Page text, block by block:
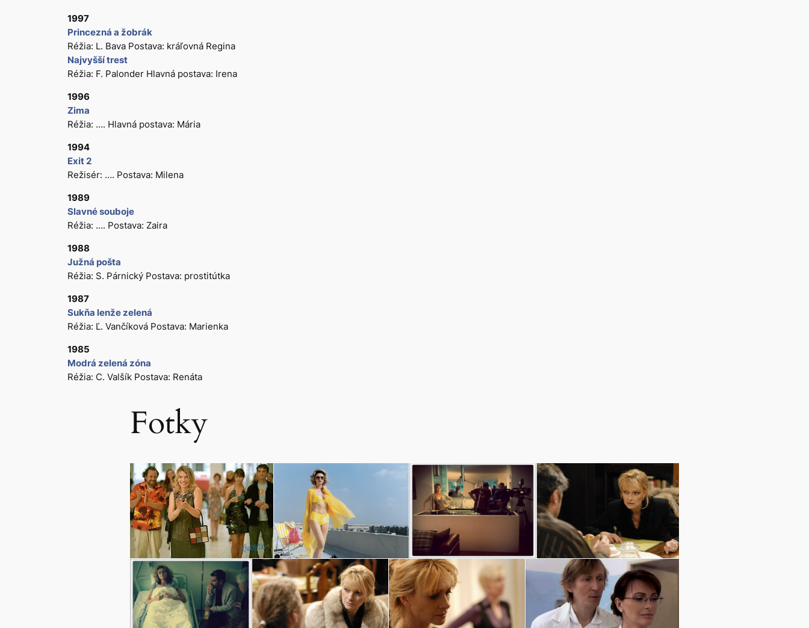
1997
Princezná a žobrák
Réžia: L. Bava Postava: kráľovná Regina
Najvyšší trest
Réžia: F. Palonder Hlavná postava: Irena
1996
Zima
Réžia: …. Hlavná postava: Mária
1994
Exit 2
Režisér: …. Postava: Milena
1989
Slavné souboje
Réžia: …. Postava: Zaira
1988
Južná pošta
Réžia: S. Párnický Postava: prostitútka
1987
Sukňa lenže zelená
Réžia: Ľ. Vančíková Postava: Marienka
1985
Modrá zelená zóna
Réžia: C. Valšík Postava: Renáta
Fotky